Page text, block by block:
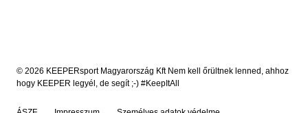
© 2026 KEEPERsport Magyarország Kft Nem kell őrültnek lenned, ahhoz
hogy KEEPER legyél, de segít ;-) #KeepItAll